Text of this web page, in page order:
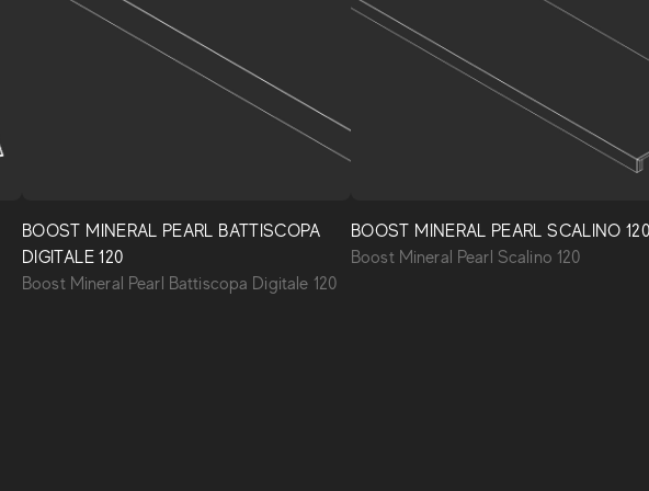
BOOST MINERAL PEARL BATTISCOPA
DIGITALE 120
Boost Mineral Pearl Battiscopa Digitale 120
BOOST MINERAL PEARL SCALINO 120
Boost Mineral Pearl Scalino 120